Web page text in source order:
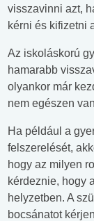
visszavinni azt,
kérni és kifizetni
Az iskoláskorú
hamarabb
olyankor már
nem egészen
Ha például a
felszerelését,
hogy az milyen
kérdeznie, hogy
helyzetben. A
bocsánatot